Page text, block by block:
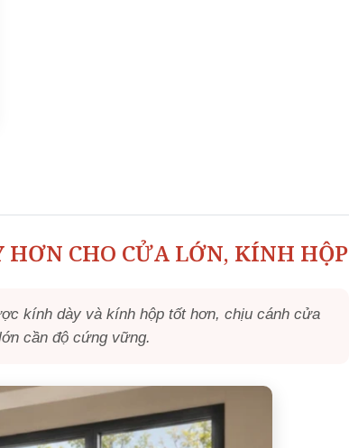
CHO CỬA LỚN, KÍNH HỘP
kính dày và kính hộp tốt hơn, chịu cánh cửa
cần độ cứng vững.